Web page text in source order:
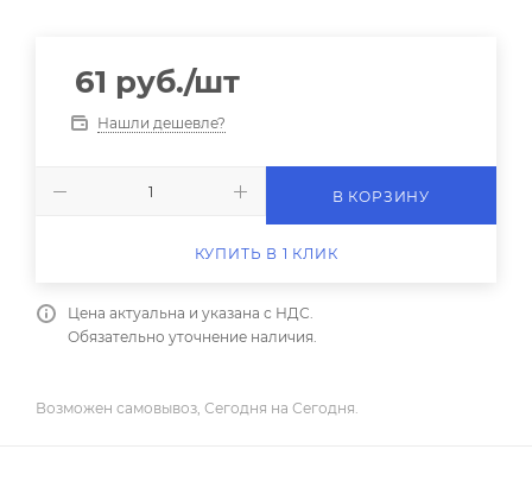
61 руб./шт
Нашли дешевле?
В КОРЗИНУ
КУПИТЬ В 1 КЛИК
Цена актуальна и указана с НДС.
Обязательно уточнение наличия.
Возможен самовывоз, Сегодня на Сегодня.